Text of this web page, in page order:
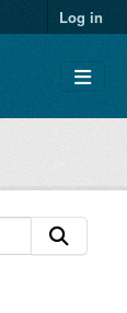
Log in